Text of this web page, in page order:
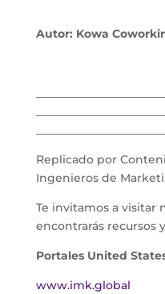
Autor: Kowa
Replicado por
Ingenieros de
Te invitamos a visitar
encontrarás recursos
Portales United
www.imk.global